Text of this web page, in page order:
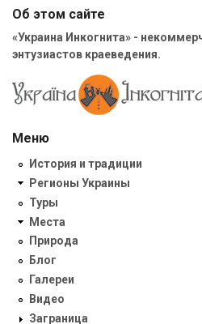
Об этом сайте
«Украина Инкогнита» -
энтузиастов краеведения.
Меню
История и традиции
Регионы Украины
Туры
Места
Природа
Блог
Галереи
Видео
Заграница